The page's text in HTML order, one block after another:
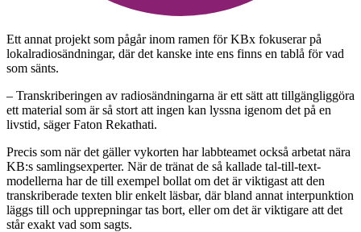
Ett annat projekt som pågår inom ramen för KBx fokuserar på
lokalradiosändningar, där det kanske inte ens finns en tablå för vad
som sänts.
– Transkriberingen av radiosändningarna är ett sätt att tillgängliggöra
ett material som är så stort att ingen kan lyssna igenom det på en
livstid, säger Faton Rekathati.
Precis som när det gäller vykorten har labbteamet också arbetat nära
KB:s samlingsexperter. När de tränat de så kallade tal-till-text-
modellerna har de till exempel bollat om det är viktigast att den
transkriberade texten blir enkelt läsbar, där bland annat interpunktion
läggs till och upprepningar tas bort, eller om det är viktigare att det
står exakt vad som sagts.